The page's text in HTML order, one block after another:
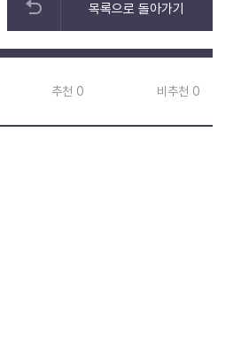
목록으로 돌아가기
추천 0 비추천 0